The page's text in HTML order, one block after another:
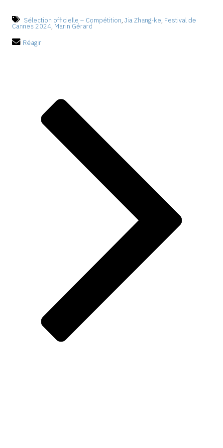
Sélection officielle – Compétition, Jia Zhang-ke, Festival de
Cannes 2024, Marin Gérard
Réagir